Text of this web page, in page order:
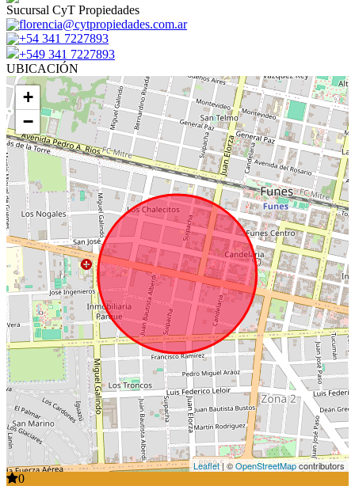
Sucursal CyT Propiedades
florencia@cytpropiedades.com.ar
+54 341 7227893
+549 341 7227893
UBICACIÓN
+
−
Leaflet| ©OpenStreetMapcontributors
0